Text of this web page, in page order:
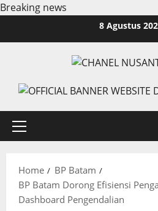
Breaking news
8 Agustus
Primary
Home
BP Batam
BP Batam Dorong Efisiensi
Dashboard Pengendalian